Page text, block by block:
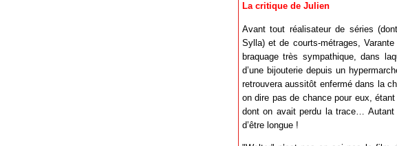
La critique de Julien
Avant tout réalisateur de séries
Sylla) et de courts-métrages,
braquage très sympathique, dans
d’une bijouterie depuis un
retrouvera aussitôt enfermé dans la
on dire pas de chance pour eux,
dont on avait perdu la trace…
d’être longue !